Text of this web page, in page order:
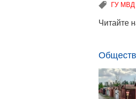
ГУ МВД
Читайте